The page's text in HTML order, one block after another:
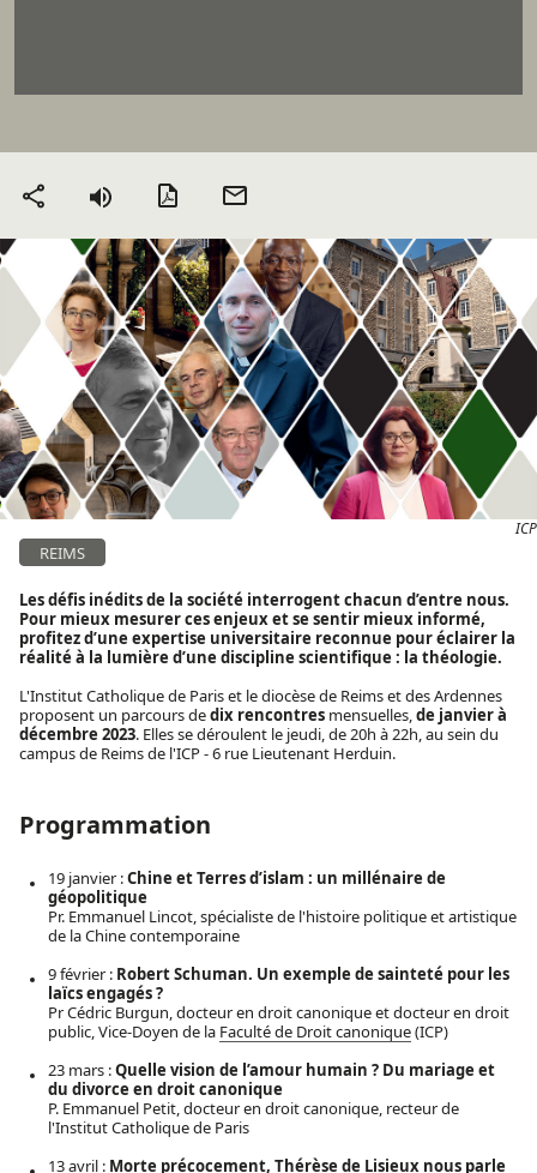
Partager Version PDF
ICP
REIMS
Les défis inédits de la société interrogent chacun d’entre nous.
Pour mieux mesurer ces enjeux et se sentir mieux informé,
profitez d’une expertise universitaire reconnue pour éclairer la
réalité à la lumière d’une discipline scientifique : la théologie.
L'Institut Catholique de Paris et le diocèse de Reims et des Ardennes
proposent un parcours dedix rencontres mensuelles,de janvier à
décembre 2023. Elles se déroulent le jeudi, de 20h à 22h, au sein du
campus de Reims de l'ICP - 6 rue Lieutenant Herduin.
Programmation
19 janvier :Chine et Terres d’islam : un millénaire de
géopolitique
Pr. Emmanuel Lincot, spécialiste de l'histoire politique et artistique
de la Chine contemporaine
9 février : Robert Schuman. Un exemple de sainteté pour les
laïcs engagés ?
Pr Cédric Burgun, docteur en droit canonique et docteur en droit
public, Vice-Doyen de la Faculté de Droit canonique(ICP)
23 mars :Quelle vision de l’amour humain ? Du mariage et
du divorce en droit canonique
P. Emmanuel Petit, docteur en droit canonique, recteur de
l'Institut Catholique de Paris
13 avril : Morte précocement, Thérèse de Lisieux nous parle